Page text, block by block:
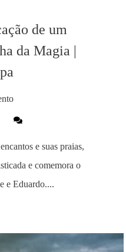
de um
da Magia |
e suas praias,
e comemora o
e Eduardo....